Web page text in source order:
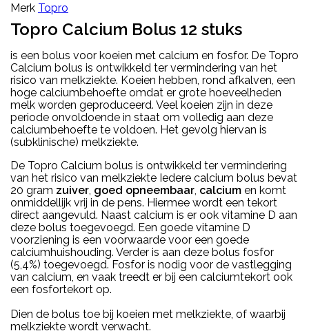
Merk Topro
Topro Calcium Bolus 12 stuks
is een bolus voor koeien met calcium en fosfor. De Topro
Calcium bolus is ontwikkeld ter vermindering van het
risico van melkziekte. Koeien hebben, rond afkalven, een
hoge calciumbehoefte omdat er grote hoeveelheden
melk worden geproduceerd. Veel koeien zijn in deze
periode onvoldoende in staat om volledig aan deze
calciumbehoefte te voldoen. Het gevolg hiervan is
(subklinische) melkziekte.
De Topro Calcium bolus is ontwikkeld ter vermindering
van het risico van melkziekte Iedere calcium bolus bevat
20 gram zuiver goed opneembaar calcium en komt
onmiddellijk vrij in de pens. Hiermee wordt een tekort
direct aangevuld. Naast calcium is er ook vitamine D aan
deze bolus toegevoegd. Een goede vitamine D
voorziening is een voorwaarde voor een goede
calciumhuishouding. Verder is aan deze bolus fosfor
(5,4%) toegevoegd. Fosfor is nodig voor de vastlegging
van calcium, en vaak treedt er bij een calciumtekort ook
een fosfortekort op.
Dien de bolus toe bij koeien met melkziekte, of waarbij
melkziekte wordt verwacht.